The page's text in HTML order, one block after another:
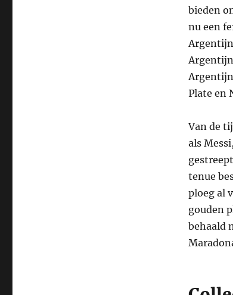
bieden
nu een
Plate en
Van de
als
tenue
ploeg al
gouden
behaald